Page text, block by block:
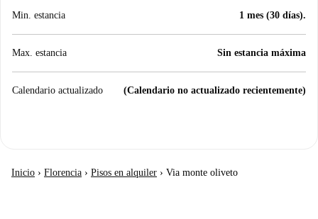
Min. estancia 1 mes (30 días).
Max. estancia Sin estancia máxima
Calendario actualizado (Calendario no actualizado recientemente)
Inicio › Florencia › Pisos en alquiler › Via monte oliveto